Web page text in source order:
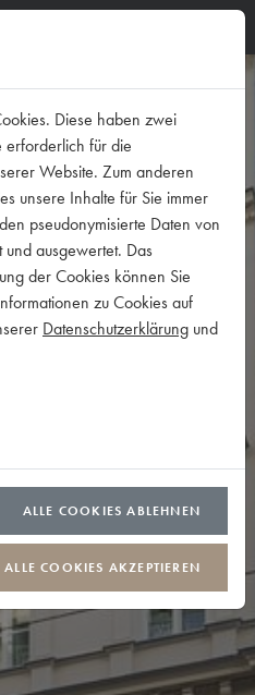
Diese haben zwei
erforderlich für die
Website. Zum anderen
unsere Inhalte für Sie immer
pseudonymisierte Daten von
ausgewertet. Das
der Cookies können Sie
zu Cookies auf
Datenschutzerklärung und
ALLE COOKIES ABLEHNEN
ALLE COOKIES AKZEPTIEREN